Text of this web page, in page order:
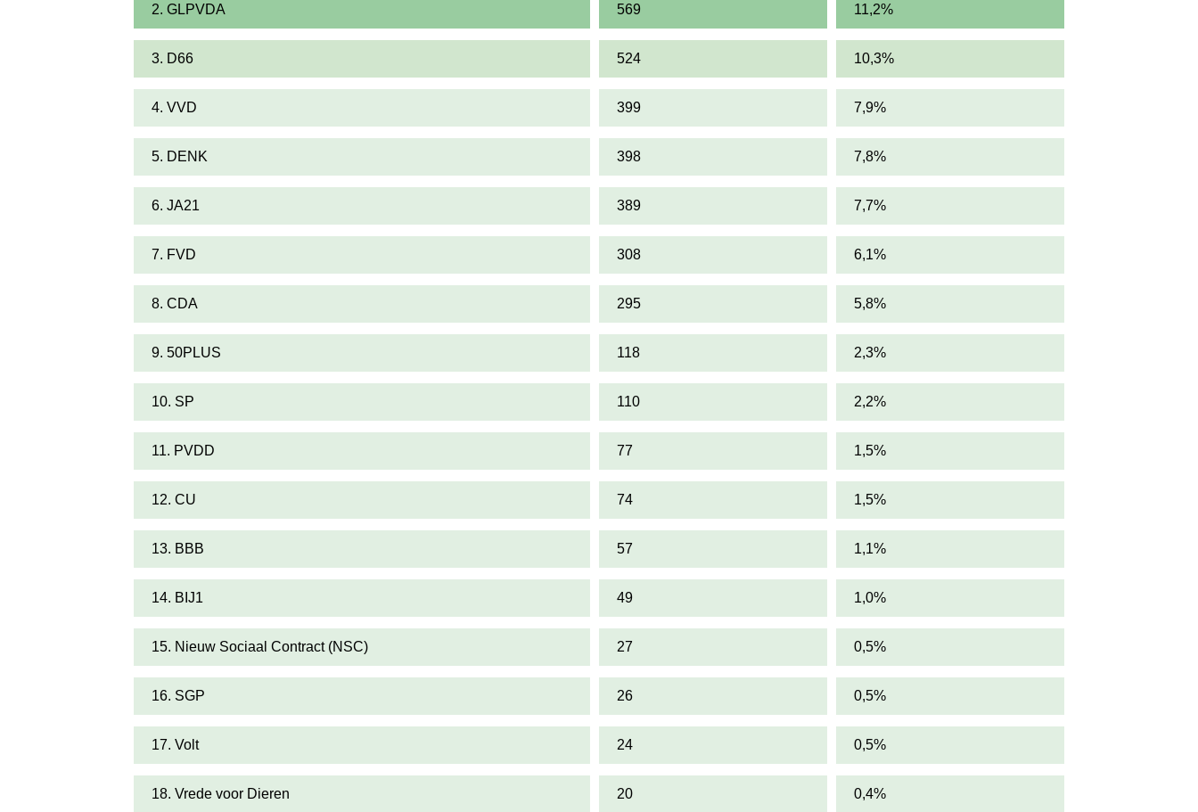
2. GLPVDA 569 11,2%
3. D66 524 10,3%
4. VVD 399 7,9%
5. DENK 398 7,8%
6. JA21 389 7,7%
7. FVD 308 6,1%
8. CDA 295 5,8%
9. 50PLUS 118 2,3%
10. SP 110 2,2%
11. PVDD 77 1,5%
12. CU 74 1,5%
13. BBB 57 1,1%
14. BIJ1 49 1,0%
15. Nieuw Sociaal Contract (NSC) 27 0,5%
16. SGP 26 0,5%
17. Volt 24 0,5%
18. Vrede voor Dieren 20 0,4%